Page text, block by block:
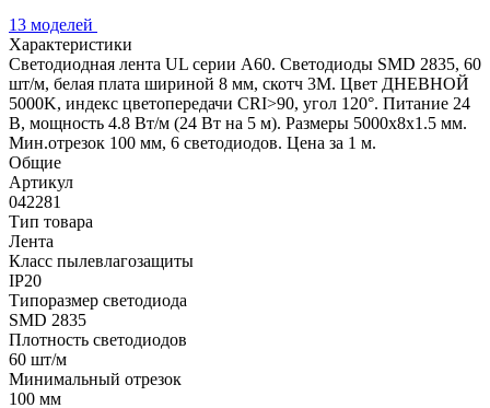
13 моделей
Характеристики
Светодиодная лента UL серии A60. Светодиоды SMD 2835, 60
шт/м, белая плата шириной 8 мм, скотч 3M. Цвет ДНЕВНОЙ
5000K, индекс цветопередачи CRI>90, угол 120°. Питание 24
В, мощность 4.8 Вт/м (24 Вт на 5 м). Размеры 5000x8x1.5 мм.
Мин.отрезок 100 мм, 6 светодиодов. Цена за 1 м.
Общие
Артикул
042281
Тип товара
Лента
Класс пылевлагозащиты
IP20
Типоразмер светодиода
SMD 2835
Плотность светодиодов
60 шт/м
Минимальный отрезок
100 мм